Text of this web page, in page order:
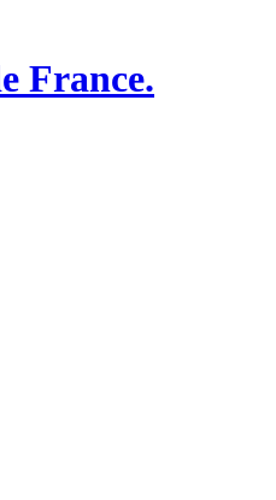
France.